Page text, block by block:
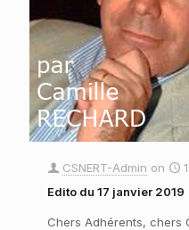
CSNERT-Admin on
Edito du 17 janvier 2019
Chers Adhérents, chers